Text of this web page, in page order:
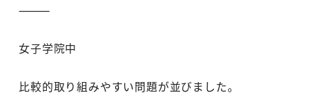
⸻
女子学院中
比較的取り組みやすい問題が並びました。